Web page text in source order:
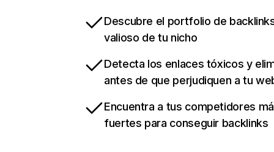
Descubre el portfolio de
valioso de tu nicho
Detecta los enlaces tóxicos y
antes de que perjudiquen a tu
Encuentra a tus competidores
fuertes para conseguir backlinks